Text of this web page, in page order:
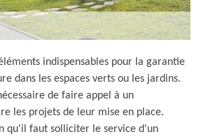
indispensables pour la garantie
dans les espaces verts ou les jardins.
de faire appel à un
les projets de leur mise en place.
qu'il faut solliciter le service d'un